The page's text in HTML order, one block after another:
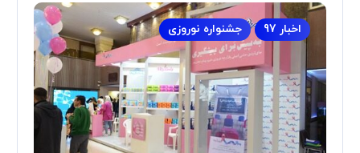
اخبار 97 جشنواره نوروزی